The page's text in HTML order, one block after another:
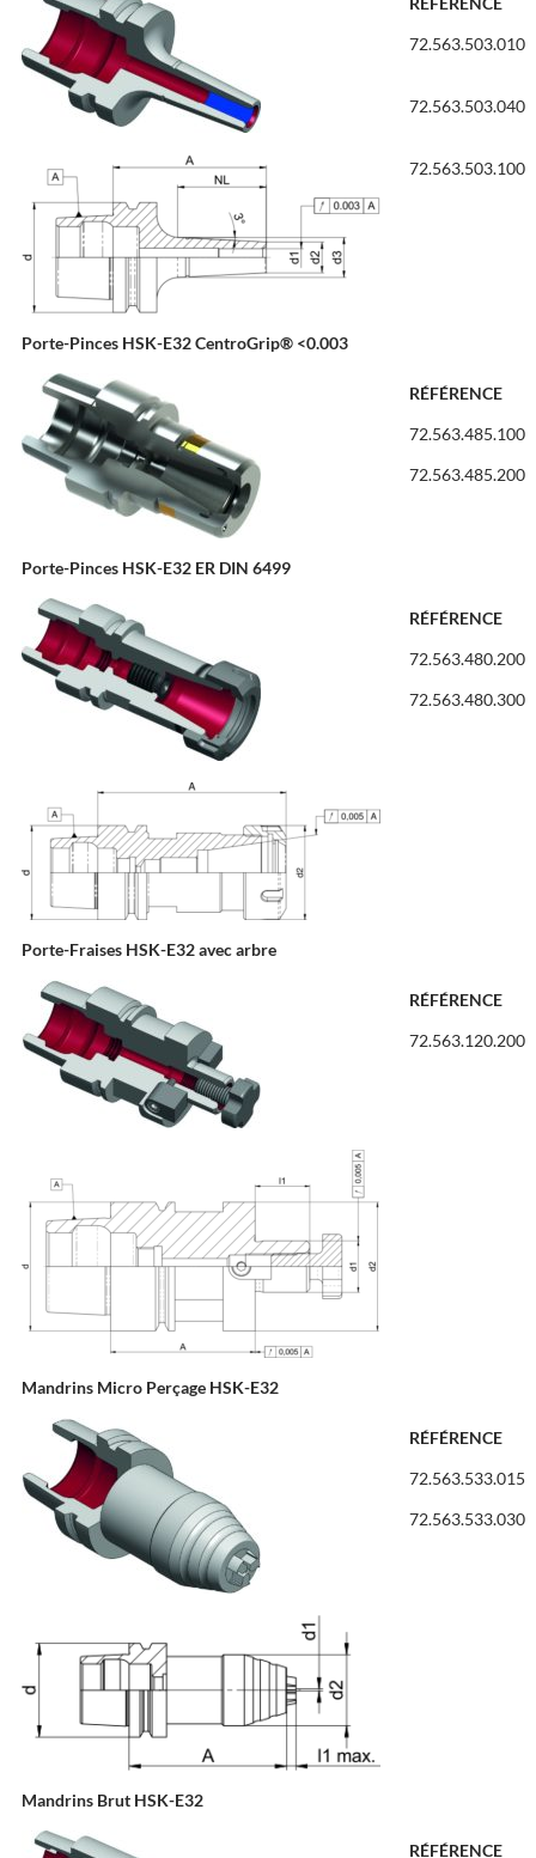
72.563.503.010
72.563.503.040
72.563.503.100
Porte-Pinces HSK-E32 CentroGrip® <0.003
RÉFÉRENCE
72.563.485.100
72.563.485.200
Porte-Pinces HSK-E32 ER DIN 6499
RÉFÉRENCE
72.563.480.200
72.563.480.300
Porte-Fraises HSK-E32 avec arbre
RÉFÉRENCE
72.563.120.200
Mandrins Micro Perçage HSK-E32
RÉFÉRENCE
72.563.533.015
72.563.533.030
Mandrins Brut HSK-E32
RÉFÉRENCE